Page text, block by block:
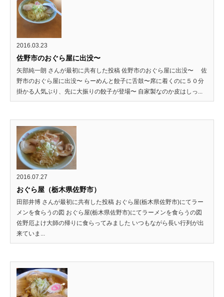
2016.03.23
佐野市のおぐら屋に出没〜
矢部純一朗 さんが最初に共有した投稿 佐野市のおぐら屋に出没〜 佐
野市のおぐら屋に出没〜 らーめんと餃子に舌鼓〜席に着くのに５０分
掛かる人気ぶり、先に大振りの餃子が登場〜 自家製なのか皮はしっ...
2016.07.27
おぐら屋（栃木県佐野市）
田部井博 さんが最初に共有した投稿 おぐら屋(栃木県佐野市)にてラー
メンを食らうの図 おぐら屋(栃木県佐野市)にてラーメンを食らうの図
佐野厄よけ大師の帰りに食らってみました いつもながら長い行列が出
来ていま...